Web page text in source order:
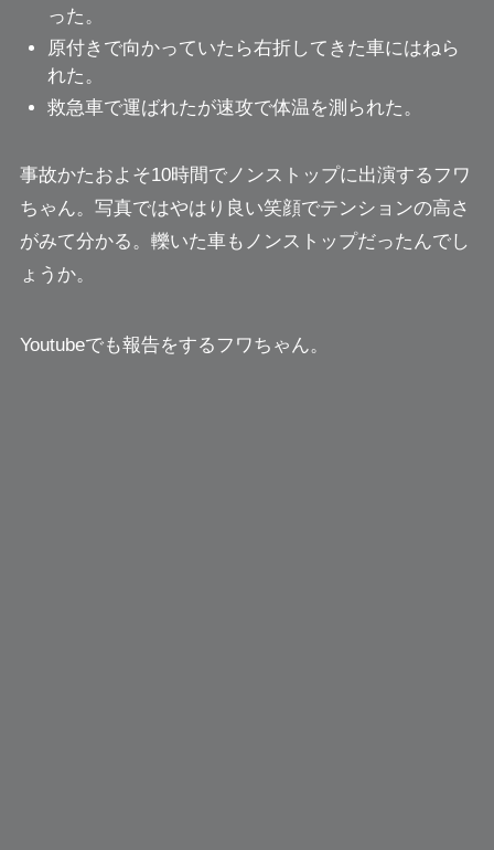
った。
原付きで向かっていたら右折してきた車にはねら
れた。
救急車で運ばれたが速攻で体温を測られた。
事故かたおよそ10時間でノンストップに出演するフワ
ちゃん。写真ではやはり良い笑顔でテンションの高さ
がみて分かる。 轢いた車もノンストップだったんでし
ょうか。
Youtubeでも報告をするフワちゃん。